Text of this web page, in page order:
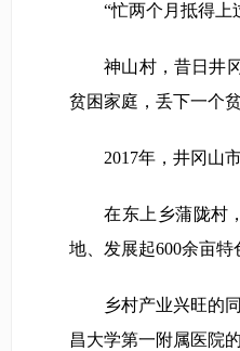
“忙两个月抵得上过
神山村，昔日井冈
贫困家庭，丢下一个
2017年，井冈山市
在东上乡蒲陇村，
地、发展起600余亩
乡村产业兴旺的同
昌大学第一附属医院